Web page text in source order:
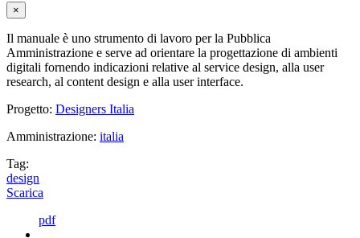
×
Il manuale è uno strumento di lavoro per la Pubblica
Amministrazione e serve ad orientare la progettazione di ambienti
digitali fornendo indicazioni relative al service design, alla user
research, al content design e alla user interface.
Progetto: Designers Italia
Amministrazione: italia
Tag:
design
Scarica
pdf